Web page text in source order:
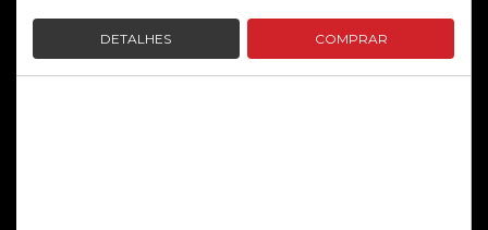
DETALHES COMPRAR